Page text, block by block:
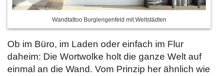
Wandtattoo Burglengenfeld mit Weltstädten
Ob im Büro, im Laden oder einfach im Flur
daheim: Die Wortwolke holt die ganze Welt auf
einmal an die Wand. Vom Prinzip her ähnlich wie